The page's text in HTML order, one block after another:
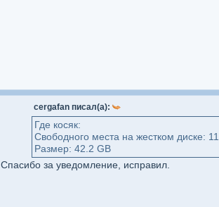
cergafan писал(а):
Где косяк:
Свободного места на жестком диске:
Размер: 42.2 GB
Спасибо за уведомление, исправил.